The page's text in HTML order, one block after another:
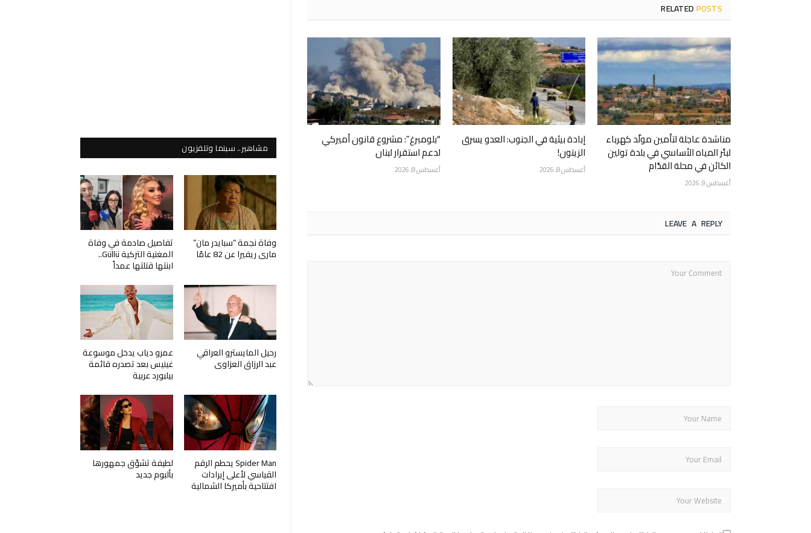
RELATEDPOSTS
مناشدة عاجلة لتأمين مولّد كهرباء
لبئر المياه الأساسي في بلدة تولين
الكائن في محلة القدّام
أغسطس 9, 2026
إبادة بيئية في الجنوب: العدو يسرق
الزيتون!
أغسطس 8, 2026
“بلومبرغ”: مشروع قانون أميركي
لدعم استقرار لبنان
أغسطس 8, 2026
LEAVE A REPLY
مشاهير.. سينما وتلفزيون
وفاة نجمة “سبايدر مان”
ماري ريفيرا عن 82 عامًا
تفاصيل صادمة في وفاة
المغنية التركية Güllü..
ابنتها قتلتها عمداً
رحيل المايسترو العراقي
عبد الرزاق العزاوي
عمرو دياب يدخل موسوعة
غينيس بعد تصدره قائمة
بيلبورد عربية
Spider Man يحطم الرقم
القياسي لأعلى إيرادات
افتتاحية بأميركا الشمالية
لطيفة تشوّق جمهورها
بألبوم جديد